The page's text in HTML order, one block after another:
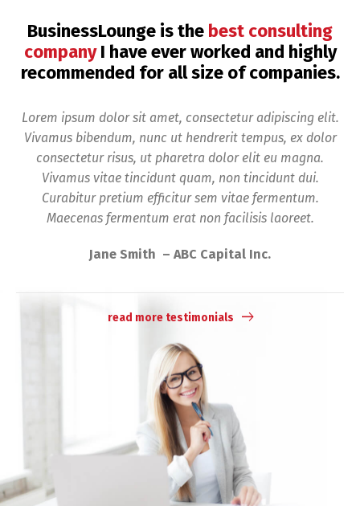
BusinessLounge is the best consulting
companyI have ever worked and highly
recommended for all size of companies.
Lorem ipsum dolor sit amet, consectetur adipiscing elit.
Vivamus bibendum, nunc ut hendrerit tempus, ex dolor
consectetur risus, ut pharetra dolor elit eu magna.
Vivamus vitae tincidunt quam, non tincidunt dui.
Curabitur pretium efficitur sem vitae fermentum.
Maecenas fermentum erat non facilisis laoreet.
Jane Smith – ABC Capital Inc.
read more testimonials